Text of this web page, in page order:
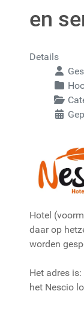
en
Details
Hotel
daar op
worden
Het adres
het Nescio